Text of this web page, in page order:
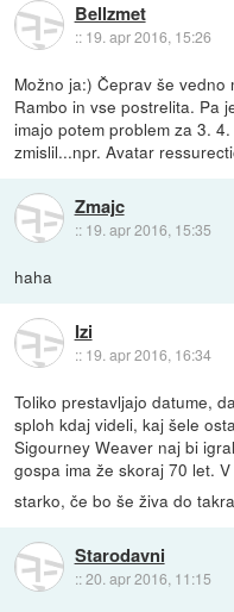
Bellzmet
:: 19. apr 2016, 15:26
Možno ja:) Čeprav še vedno
Rambo in vse postrelita. Pa
imajo potem problem za 3.
zmislil...npr. Avatar
Zmajc
:: 19. apr 2016, 15:35
haha
Izi
:: 19. apr 2016, 16:34
Toliko prestavljajo datume,
sploh kdaj videli, kaj šele
Sigourney Weaver naj bi
gospa ima že skoraj 70 let.
starko, če bo še živa do
Starodavni
::20. apr 2016, 11:15